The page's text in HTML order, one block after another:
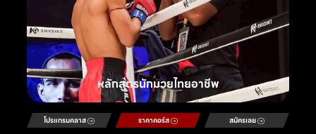
หลักสูตรนักมวยไทยอาชีพ
โปรแกรมคลาส ราคาคอร์ส สมัครเลย